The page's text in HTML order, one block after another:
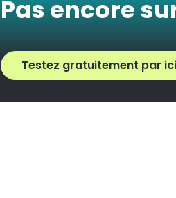
Pas encore
Testez gratuitement par ici